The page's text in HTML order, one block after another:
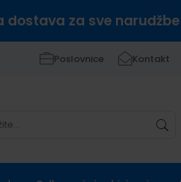
dostava za sve
Poslovnice Kontakt